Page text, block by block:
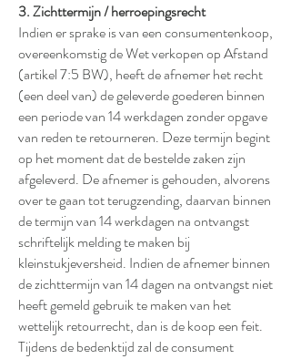
3. Zichttermijn / herroepingsrecht
Indien er sprake is van een consumentenkoop,
overeenkomstig de Wet verkopen op Afstand
(artikel 7:5 BW), heeft de afnemer het recht
(een deel van) de geleverde goederen binnen
een periode van 14 werkdagen zonder opgave
van reden te retourneren. Deze termijn begint
op het moment dat de bestelde zaken zijn
afgeleverd. De afnemer is gehouden, alvorens
over te gaan tot terugzending, daarvan binnen
de termijn van 14 werkdagen na ontvangst
schriftelijk melding te maken bij
kleinstukjeversheid. Indien de afnemer binnen
de zichttermijn van 14 dagen na ontvangst niet
heeft gemeld gebruik te maken van het
wettelijk retourrecht, dan is de koop een feit.
Tijdens de bedenktijd zal de consument